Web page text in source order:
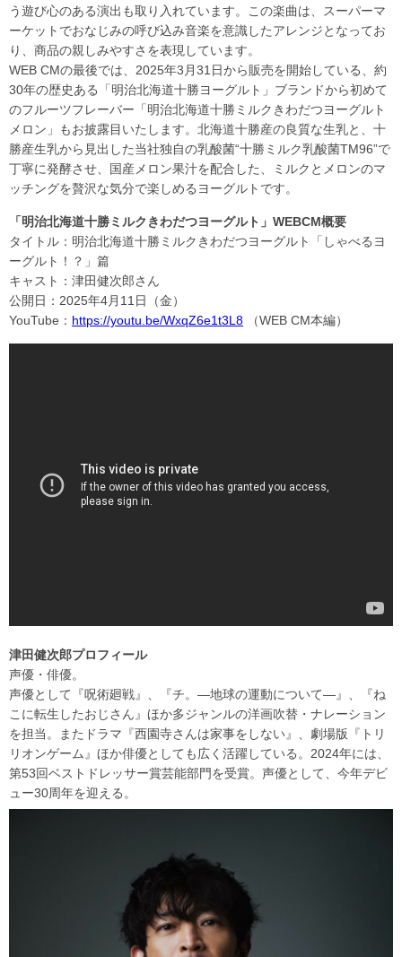
う遊び心のある演出も取り入れています。この楽曲は、スーパーマ
ーケットでおなじみの呼び込み音楽を意識したアレンジとなってお
り、商品の親しみやすさを表現しています。
WEB CMの最後では、2025年3月31日から販売を開始している、約
30年の歴史ある「明治北海道十勝ヨーグルト」ブランドから初めて
のフルーツフレーバー「明治北海道十勝ミルクきわだつヨーグルト
メロン」もお披露目いたします。北海道十勝産の良質な生乳と、十
勝産生乳から見出した当社独自の乳酸菌“十勝ミルク乳酸菌TM96”で
丁寧に発酵させ、国産メロン果汁を配合した、ミルクとメロンのマ
ッチングを贅沢な気分で楽しめるヨーグルトです。
「明治北海道十勝ミルクきわだつヨーグルト」WEBCM概要
タイトル：明治北海道十勝ミルクきわだつヨーグルト「しゃべるヨ
ーグルト！？」篇
キャスト：津田健次郎さん
公開日：2025年4月11日（金）
YouTube： https://youtu.be/WxqZ6e1t3L8 （WEB CM本編）
津田健次郎プロフィール
声優・俳優。
声優として『呪術廻戦』、『チ。―地球の運動について―』、『ね
こに転生したおじさん』ほか多ジャンルの洋画吹替・ナレーション
を担当。またドラマ『西園寺さんは家事をしない』、劇場版『トリ
リオンゲーム』ほか俳優としても広く活躍している。2024年には、
第53回ベストドレッサー賞芸能部門を受賞。声優として、今年デビ
ュー30周年を迎える。